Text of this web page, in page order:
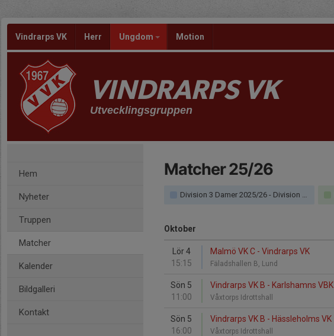
Vindrarps VK Herr Ungdom Motion
VINDRARPS VK
Utvecklingsgruppen
Hem
Nyheter
Truppen
Matcher
Kalender
Bildgalleri
Kontakt
Matcher 25/26
Division 3 Damer 2025/26 - Division 3 Södra - Mitt Damer
Oktober
Lör 4
15:15
Malmö VK C - Vindrarps VK
Fäladshallen B, Lund
Sön 5
11:00
Vindrarps VK B - Karlshamns VBK
Våxtorps Idrottshall
Sön 5
16:00
Vindrarps VK B - Hässleholms VK
Våxtorps Idrottshall